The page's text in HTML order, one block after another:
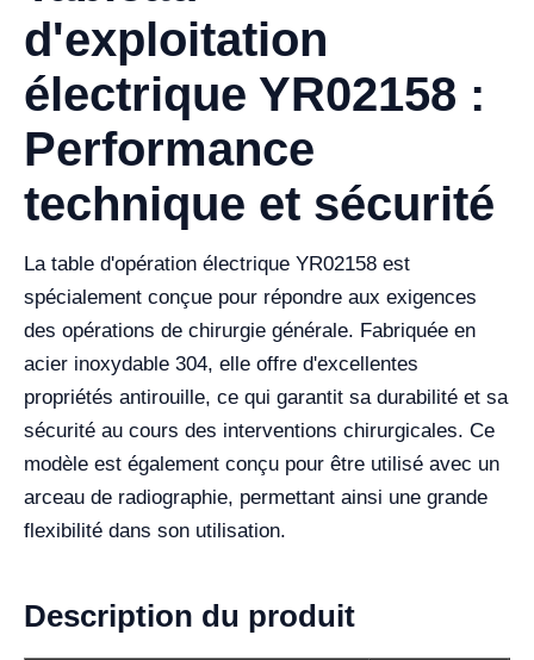
d'exploitation
électrique YR02158 :
Performance
technique et sécurité
La table d'opération électrique YR02158 est
spécialement conçue pour répondre aux exigences
des opérations de chirurgie générale. Fabriquée en
acier inoxydable 304, elle offre d'excellentes
propriétés antirouille, ce qui garantit sa durabilité et sa
sécurité au cours des interventions chirurgicales. Ce
modèle est également conçu pour être utilisé avec un
arceau de radiographie, permettant ainsi une grande
flexibilité dans son utilisation.
Description du produit